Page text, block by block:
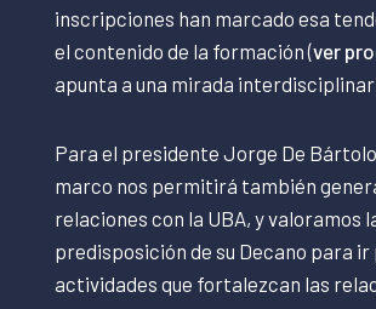
inscripciones han marcado esa
el contenido de la formación (ver
apunta a una mirada
Para el presidente Jorge De
marco nos permitirá también
relaciones con la UBA, y valoramos
predisposición de su Decano para ir
actividades que fortalezcan las